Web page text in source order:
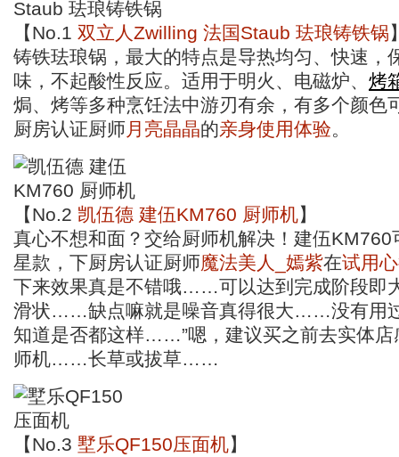
【No.1 双立人Zwilling 法国Staub 珐琅铸铁锅
铸铁珐琅锅，最大的特点是导热均匀、快速，
味，不起酸性反应。适用于明火、电磁炉、 烤
焗、烤等多种烹饪法中游刃有余，有多个颜色
厨房认证厨师月亮晶晶的亲身使用体验。
【No.2 凯伍德 建伍KM760 厨师机】
真心不想和面？交给厨师机解决！建伍KM760
星款，下厨房认证厨师魔法美人_嫣紫在试用
下来效果真是不错哦……可以达到完成阶段即
滑状……缺点嘛就是噪音真得很大……没有用
知道是否都这样……”嗯，建议买之前去实体店
师机……长草或拔草……
【No.3 墅乐QF150压面机】